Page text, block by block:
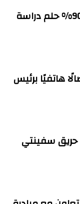
تنسيق الجامعات 2026.. هل يحقق 90% حلم دراسة
هاتفيًا برئيس
حريق سفينتي